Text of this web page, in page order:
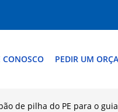
CONOSCO PEDIR UM
de pilha do PE para o